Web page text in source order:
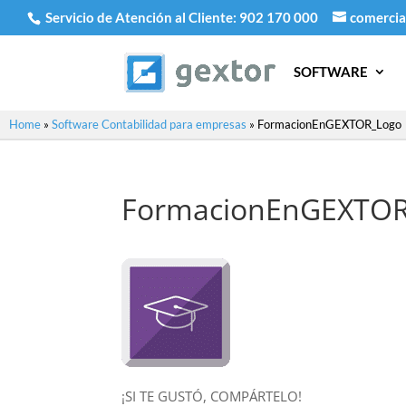
Servicio de Atención al Cliente: 902 170 000
SOFTWARE
Home » Software Contabilidad para empresas » FormacionEnGEXTOR_Logo
¡SI TE GUSTÓ, COMPÁRTELO!